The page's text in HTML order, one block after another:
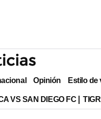
Opinión Estilo de
VS SAN DIEGO FC